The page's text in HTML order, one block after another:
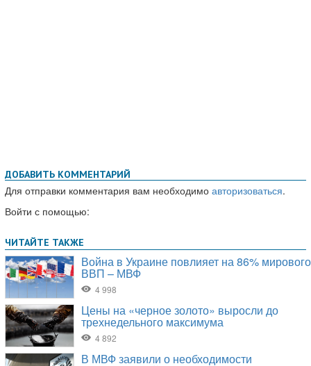
ДОБАВИТЬ КОММЕНТАРИЙ
Для отправки комментария вам необходимо авторизоваться.
Войти с помощью: